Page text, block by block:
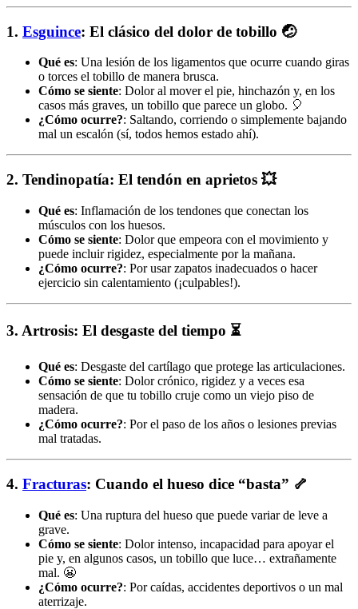
1. Esguince: El clásico del dolor de tobillo 🤕
Qué es: Una lesión de los ligamentos que ocurre cuando giras
o torces el tobillo de manera brusca.
Cómo se siente: Dolor al mover el pie, hinchazón y, en los
casos más graves, un tobillo que parece un globo. 🎈
¿Cómo ocurre?: Saltando, corriendo o simplemente bajando
mal un escalón (sí, todos hemos estado ahí).
2. Tendinopatía: El tendón en aprietos 💥
Qué es: Inflamación de los tendones que conectan los
músculos con los huesos.
Cómo se siente: Dolor que empeora con el movimiento y
puede incluir rigidez, especialmente por la mañana.
¿Cómo ocurre?: Por usar zapatos inadecuados o hacer
ejercicio sin calentamiento (¡culpables!).
3. Artrosis: El desgaste del tiempo ⏳
Qué es: Desgaste del cartílago que protege las articulaciones.
Cómo se siente: Dolor crónico, rigidez y a veces esa
sensación de que tu tobillo cruje como un viejo piso de
madera.
¿Cómo ocurre?: Por el paso de los años o lesiones previas
mal tratadas.
4. Fracturas: Cuando el hueso dice “basta” 🦴
Qué es: Una ruptura del hueso que puede variar de leve a
grave.
Cómo se siente: Dolor intenso, incapacidad para apoyar el
pie y, en algunos casos, un tobillo que luce… extrañamente
mal. 😬
¿Cómo ocurre?: Por caídas, accidentes deportivos o un mal
aterrizaje.